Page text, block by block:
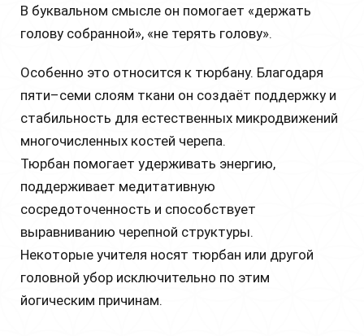
В буквальном смысле он помогает «держать
голову собранной», «не терять голову».
Особенно это относится к тюрбану. Благодаря
пяти–семи слоям ткани он создаёт поддержку и
стабильность для естественных микродвижений
многочисленных костей черепа.
Тюрбан помогает удерживать энергию,
поддерживает медитативную
сосредоточенность и способствует
выравниванию черепной структуры.
Некоторые учителя носят тюрбан или другой
головной убор исключительно по этим
йогическим причинам.